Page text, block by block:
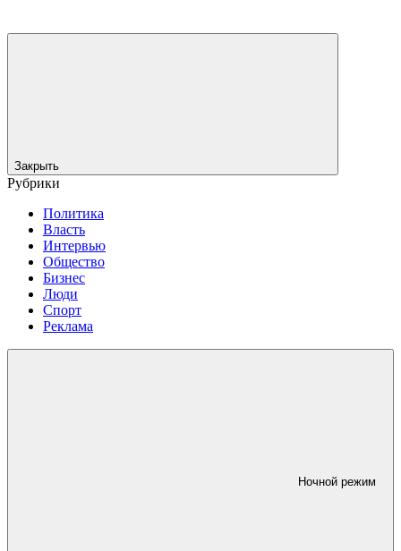
Закрыть
Рубрики
Политика
Власть
Интервью
Общество
Бизнес
Люди
Спорт
Реклама
Ночной режим